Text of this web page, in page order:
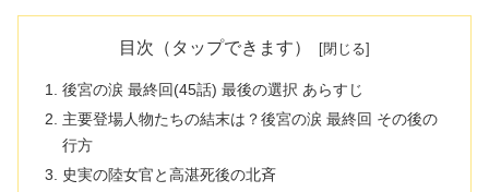
目次（タップできます）
後宮の涙 最終回(45話) 最後の選択 あらすじ
主要登場人物たちの結末は？後宮の涙 最終回 その後の
行方
史実の陸女官と高湛死後の北斉